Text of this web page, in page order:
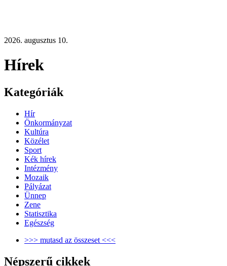
2026. augusztus 10.
Hírek
Kategóriák
Hír
Önkormányzat
Kultúra
Közélet
Sport
Kék hírek
Intézmény
Mozaik
Pályázat
Ünnep
Zene
Statisztika
Egészség
>>> mutasd az összeset <<<
Népszerű cikkek